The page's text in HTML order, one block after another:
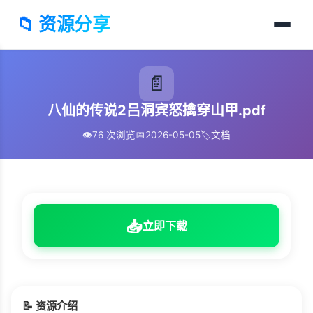
📁 资源分享
📄
八仙的传说2吕洞宾怒擒穿山甲.pdf
👁️76 次浏览📅2026-05-05🏷️文档
📥立即下载
📝 资源介绍